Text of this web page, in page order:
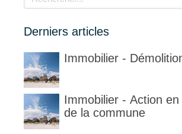
Derniers articles
Immobilier -
Immobilier - Action en
de la commune